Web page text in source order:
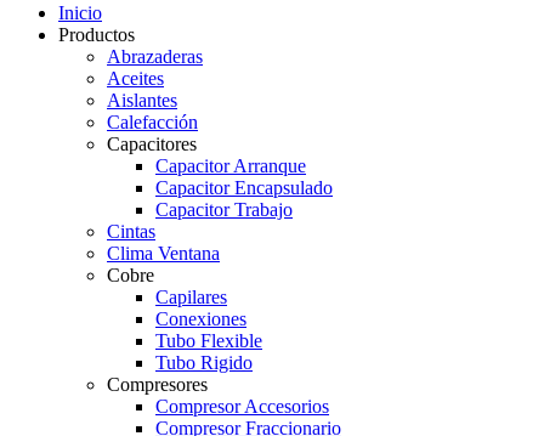
Inicio
Productos
Abrazaderas
Aceites
Aislantes
Calefacción
Capacitores
Capacitor Arranque
Capacitor Encapsulado
Capacitor Trabajo
Cintas
Clima Ventana
Cobre
Capilares
Conexiones
Tubo Flexible
Tubo Rigido
Compresores
Compresor Accesorios
Compresor Fraccionario